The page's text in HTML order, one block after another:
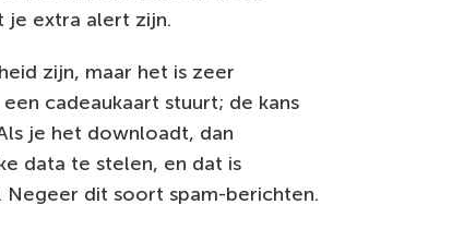
je extra alert zijn.
zijn, maar het is zeer
cadeaukaart stuurt; de kans
je het downloadt, dan
data te stelen, en dat is
Negeer dit soort spam-berichten.